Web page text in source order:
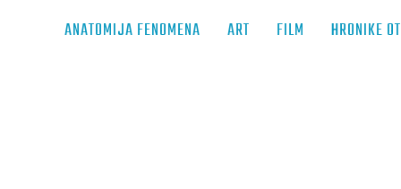
ANATOMIJA FENOMENA ART FILM HRONIKE